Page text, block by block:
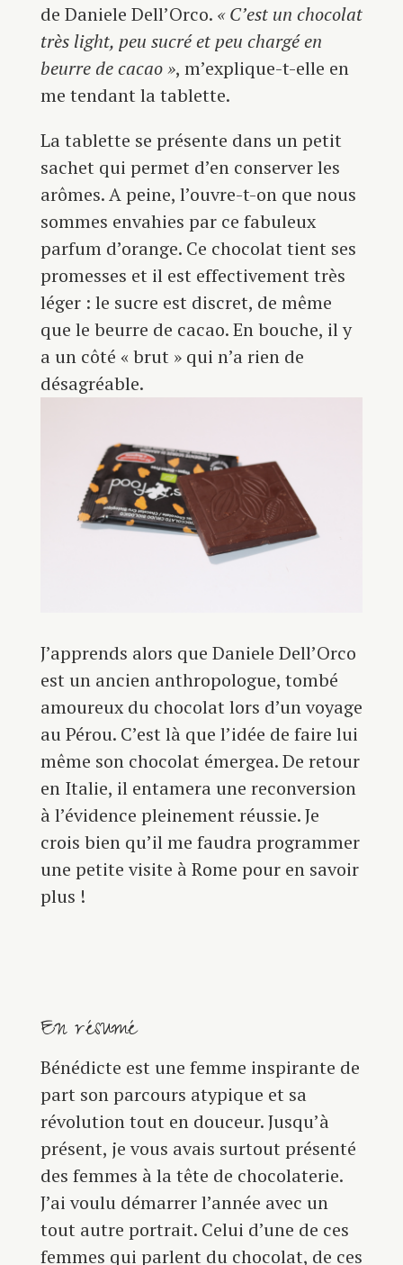
de Daniele Dell’Orco. « C’est un chocolat
très light, peu sucré et peu chargé en
beurre de cacao », m’explique-t-elle en
me tendant la tablette.
La tablette se présente dans un petit
sachet qui permet d’en conserver les
arômes. A peine, l’ouvre-t-on que nous
sommes envahies par ce fabuleux
parfum d’orange. Ce chocolat tient ses
promesses et il est effectivement très
léger : le sucre est discret, de même
que le beurre de cacao. En bouche, il y
a un côté « brut » qui n’a rien de
désagréable.
J’apprends alors que Daniele Dell’Orco
est un ancien anthropologue, tombé
amoureux du chocolat lors d’un voyage
au Pérou. C’est là que l’idée de faire lui
même son chocolat émergea. De retour
en Italie, il entamera une reconversion
à l’évidence pleinement réussie. Je
crois bien qu’il me faudra programmer
une petite visite à Rome pour en savoir
plus !
En résumé
Bénédicte est une femme inspirante de
part son parcours atypique et sa
révolution tout en douceur. Jusqu’à
présent, je vous avais surtout présenté
des femmes à la tête de chocolaterie.
J’ai voulu démarrer l’année avec un
tout autre portrait. Celui d’une de ces
femmes qui parlent du chocolat, de ces